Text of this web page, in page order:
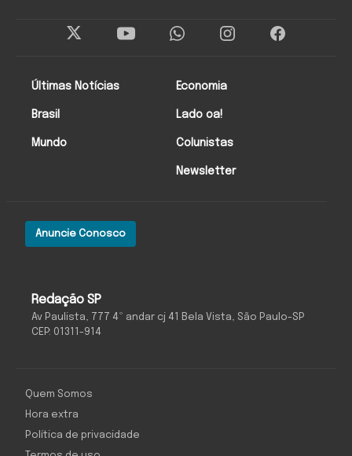
Redação SP
Av Paulista, 777 4º andar cj 41 Bela Vista, São Paulo-SP
CEP: 01311-914
Anuncie Conosco
Últimas Notícias
Brasil
Mundo
Economia
Lado oa!
Colunistas
Newsletter
Quem Somos
Hora extra
Política de privacidade